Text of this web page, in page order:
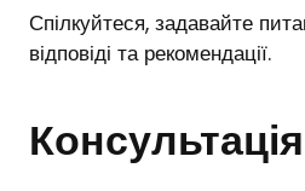
Спілкуйтеся, задавайте
відповіді та рекомендації.